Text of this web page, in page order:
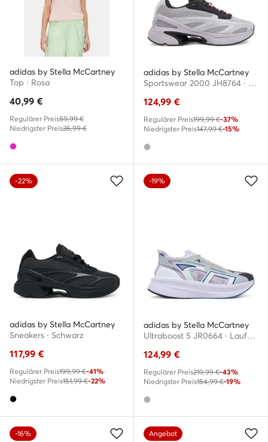
adidas by Stella McCartney
Top · Rosa
40,99 €
Regulärer Preis59,99 €
Niedrigster Preis35,99 €
adidas by Stella McCartney
Sportswear 2000 JH8764 · Fitnessschuhe
124,99 €
Regulärer Preis199,99 €-37%
Niedrigster Preis147,99 €-15%
-22%
adidas by Stella McCartney
Sneakers · Schwarz
117,99 €
Regulärer Preis199,99 €-41%
Niedrigster Preis151,99 €-22%
-19%
adidas by Stella McCartney
Ultraboost 5 JR0664 · Laufschuhe
124,99 €
Regulärer Preis219,99 €-43%
Niedrigster Preis154,99 €-19%
-16% Angebot